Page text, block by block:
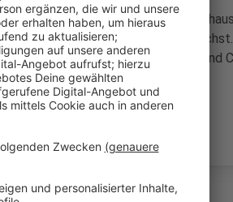
ist die Strecke zwischen
Bahnhof und warten
zwischen Lüdinghausen und